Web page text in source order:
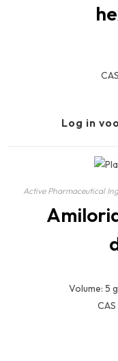
Log in
Active Pharmaceutical
Volume: 5